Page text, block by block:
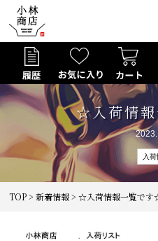
☆入荷情
入
TOP>新着情報> ☆入荷情報一覧で